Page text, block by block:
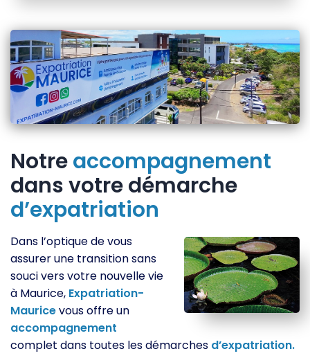
Notreaccompagnement
dans votre démarche
d’expatriation
Dans l’optique de vous
assurer une transition sans
souci vers votre nouvelle vie
à Maurice, Expatriation-
Mauricevous offre un
accompagnement
complet dans toutes les démarches d’expatriation.